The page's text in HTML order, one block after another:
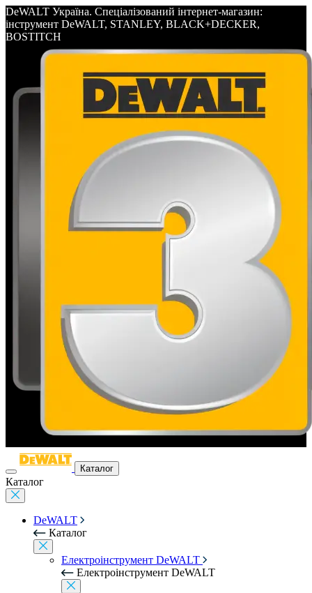
DeWALT Україна. Спеціалізований інтернет-магазин:
інструмент DeWALT, STANLEY, BLACK+DECKER,
BOSTITCH
Каталог
Каталог
DeWALT
Каталог
Електроінструмент DeWALT
Електроінструмент DeWALT